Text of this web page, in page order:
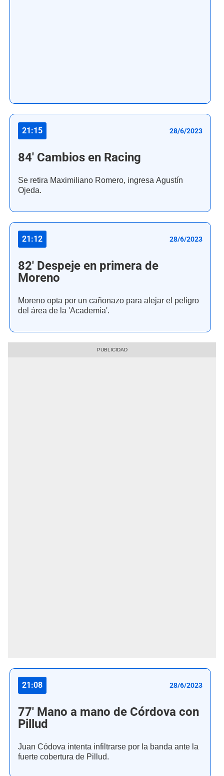
21:15 28/6/2023
84' Cambios en Racing
Se retira Maximiliano Romero, ingresa Agustín
Ojeda.
21:12 28/6/2023
82' Despeje en primera de
Moreno
Moreno opta por un cañonazo para alejar el peligro
del área de la 'Academia'.
21:08 28/6/2023
77' Mano a mano de Córdova con
Pillud
Juan Códova intenta infiltrarse por la banda ante la
fuerte cobertura de Pillud.